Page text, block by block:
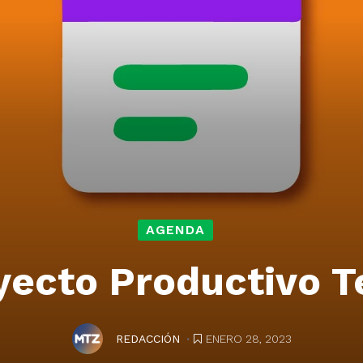
AGENDA
Productivo
REDACCIÓN . ENERO 28, 2023